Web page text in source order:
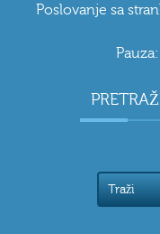
Poslovanje sa